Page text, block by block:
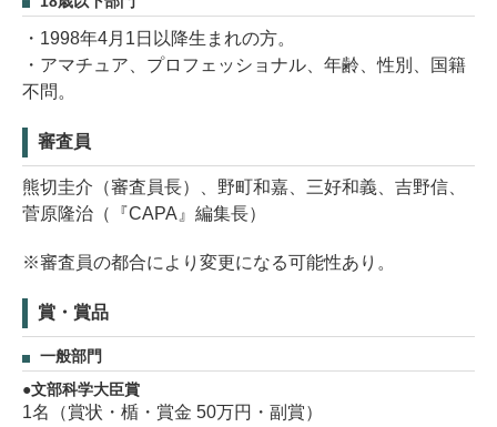
・1998年4月1日以降生まれの方。
・アマチュア、プロフェッショナル、年齢、性別、国籍
不問。
審査員
熊切圭介（審査員長）、野町和嘉、三好和義、吉野信、
菅原隆治（『CAPA』編集長）
※審査員の都合により変更になる可能性あり。
賞・賞品
一般部門
文部科学大臣賞
1名（賞状・楯・賞金 50万円・副賞）